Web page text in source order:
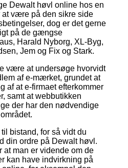
Dewalt høvl online hos en
at være på den sikre side
dog er det gerne
på de gængse
Harald Nyborg, XL-Byg,
Jem og Fix og Stark.
være at undersøge hvorvidt
af e-mærket, grundet at
af at e-firmaet efterkommer
samt at webbutikken
der har den nødvendige
bistand, for så vidt du
din ordre på Dewalt høvl.
at man er vidende om de
kan have indvirkning på